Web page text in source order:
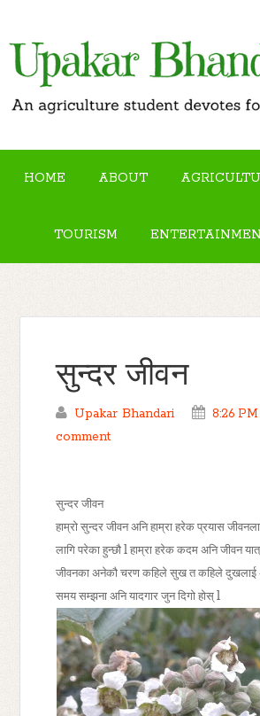
HOME ABOUT
TOURISM
सुन्दर जीवन
Upakar Bhandari 8:26 PM
comment
सुन्दर जीवन
हाम्रो सुन्दर जीवन अनि हाम्रा हरेक प्रयास
लागि परेका हुन्छौ l हाम्रा हरेक कदम अनि जीवन
जीवनका अनेकौ चरण कहिले सुख त कहिले दुखलाई
समय सम्झना अनि यादगार जुन दिगो होस् l